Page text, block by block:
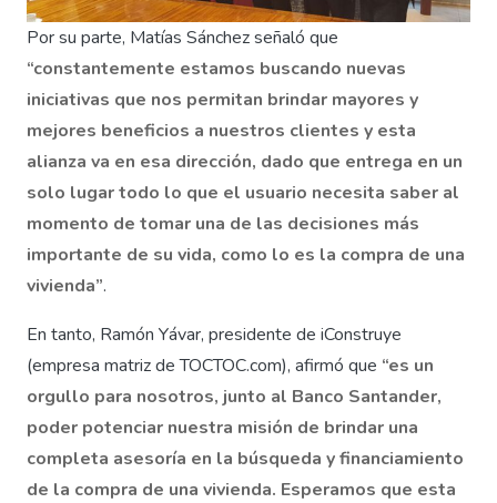
Por su parte, Matías Sánchez señaló que
“constantemente estamos buscando nuevas
iniciativas que nos permitan brindar mayores y
mejores beneficios a nuestros clientes y esta
alianza va en esa dirección, dado que entrega en un
solo lugar todo lo que el usuario necesita saber al
momento de tomar una de las decisiones más
importante de su vida, como lo es la compra de una
vivienda”.
En tanto, Ramón Yávar, presidente de iConstruye
(empresa matriz de TOCTOC.com), afirmó que “es un
orgullo para nosotros, junto al Banco Santander,
poder potenciar nuestra misión de brindar una
completa asesoría en la búsqueda y financiamiento
de la compra de una vivienda. Esperamos que esta